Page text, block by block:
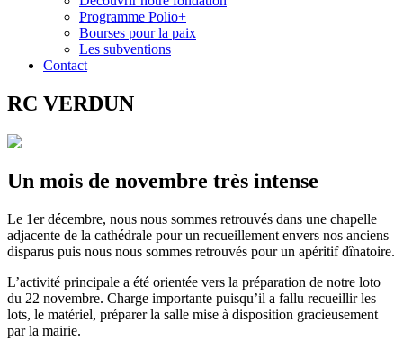
Programme Polio+
Bourses pour la paix
Les subventions
Contact
RC VERDUN
Un mois de novembre très intense
Le 1er décembre, nous nous sommes retrouvés dans une chapelle
adjacente de la cathédrale pour un recueillement envers nos anciens
disparus puis nous nous sommes retrouvés pour un apéritif dînatoire.
L’activité principale a été orientée vers la préparation de notre loto
du 22 novembre. Charge importante puisqu’il a fallu recueillir les
lots, le matériel, préparer la salle mise à disposition gracieusement
par la mairie.